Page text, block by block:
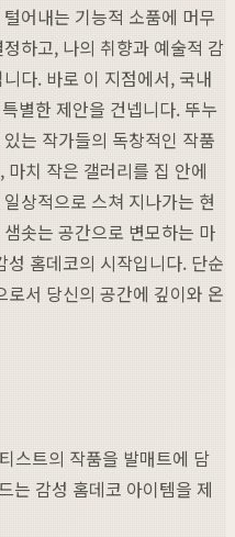
어내는 기능적 소품에 머무
하고, 나의 취향과 예술적 감
다. 바로 이 지점에서, 국내
별한 제안을 건넵니다. 뚜누
는 작가들의 독창적인 작품
치 작은 갤러리를 집 안에
상적으로 스쳐 지나가는 현
솟는 공간으로 변모하는 마
홈데코의 시작입니다. 단순
서 당신의 공간에 깊이와 온
스트의 작품을 발매트에 담
는 감성 홈데코 아이템을 제